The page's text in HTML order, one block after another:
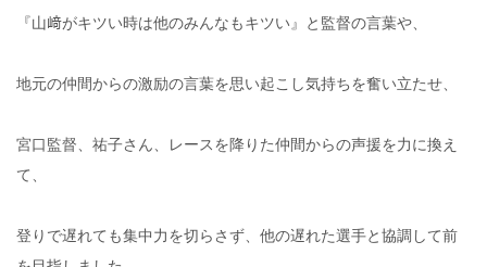
『山﨑がキツい時は他のみんなもキツい』と監督の言葉や、
地元の仲間からの激励の言葉を思い起こし気持ちを奮い立たせ、
宮口監督、祐子さん、レースを降りた仲間からの声援を力に換え
て、
登りで遅れても集中力を切らさず、他の遅れた選手と協調して前